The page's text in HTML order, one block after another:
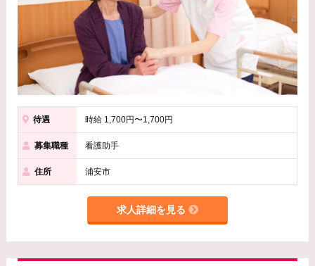
待遇 時給 1,700円〜1,700円
募集職種 看護助手
住所 浦安市
求人詳細を見る